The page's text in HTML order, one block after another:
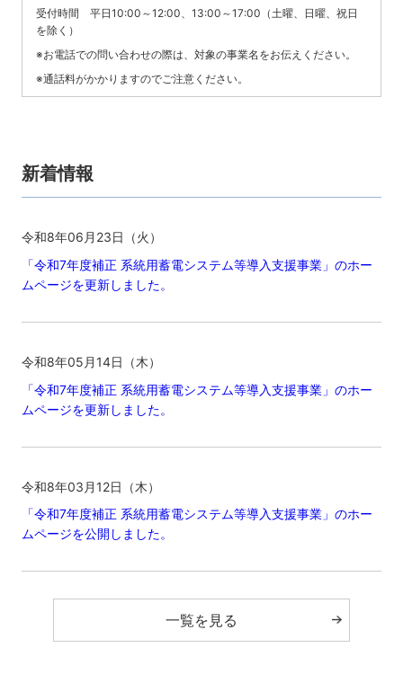
受付時間 平日10:00～12:00、13:00～17:00（土曜、日曜、祝日
を除く）
※お電話での問い合わせの際は、対象の事業名をお伝えください。
※通話料がかかりますのでご注意ください。
新着情報
令和8年06月23日（火）
「令和7年度補正 系統用蓄電システム等導入支援事業」のホー
ムページを更新しました。
令和8年05月14日（木）
「令和7年度補正 系統用蓄電システム等導入支援事業」のホー
ムページを更新しました。
令和8年03月12日（木）
「令和7年度補正 系統用蓄電システム等導入支援事業」のホー
ムページを公開しました。
一覧を見る